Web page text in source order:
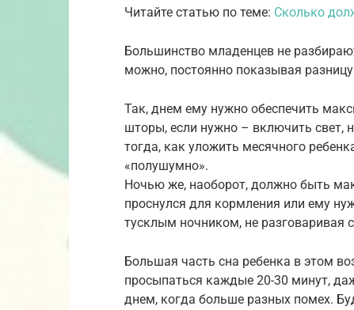
Читайте статью по теме: Сколько
Большинство младенцев не
можно, постоянно показывая
Так, днем ему нужно обеспечить
шторы, если нужно – включить свет,
тогда, как уложить месячного
«полушумно».
Ночью же, наоборот, должно быть
проснулся для кормления или ему
тусклым ночником, не разговаривая
Большая часть сна ребенка в этом
просыпаться каждые 20-30 минут,
днем, когда больше разных помех.